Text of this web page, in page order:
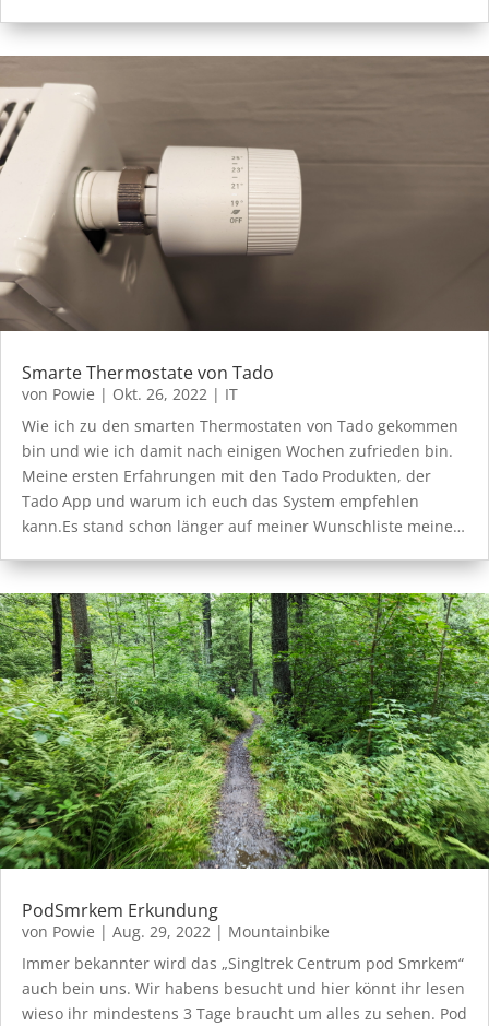
Smarte Thermostate von Tado
von Powie | Okt. 26, 2022 | IT
Wie ich zu den smarten Thermostaten von Tado gekommen
bin und wie ich damit nach einigen Wochen zufrieden bin.
Meine ersten Erfahrungen mit den Tado Produkten, der
Tado App und warum ich euch das System empfehlen
kann.Es stand schon länger auf meiner Wunschliste meine…
PodSmrkem Erkundung
von Powie | Aug. 29, 2022 | Mountainbike
Immer bekannter wird das „Singltrek Centrum pod Smrkem“
auch bein uns. Wir habens besucht und hier könnt ihr lesen
wieso ihr mindestens 3 Tage braucht um alles zu sehen. Pod